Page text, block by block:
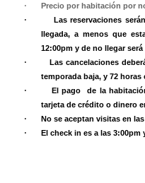
· Precio por habitación por
·
Las reservaciones
llegada, a menos que
12:00pm y de no llegar
·
Las cancelaciones
temporada baja, y 72 horas
·
El pago de la
tarjeta de crédito o dinero
· No se aceptan visitas en
· El check in es a las